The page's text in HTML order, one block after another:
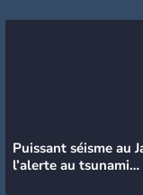
Puissant séisme au
l’alerte au tsunami